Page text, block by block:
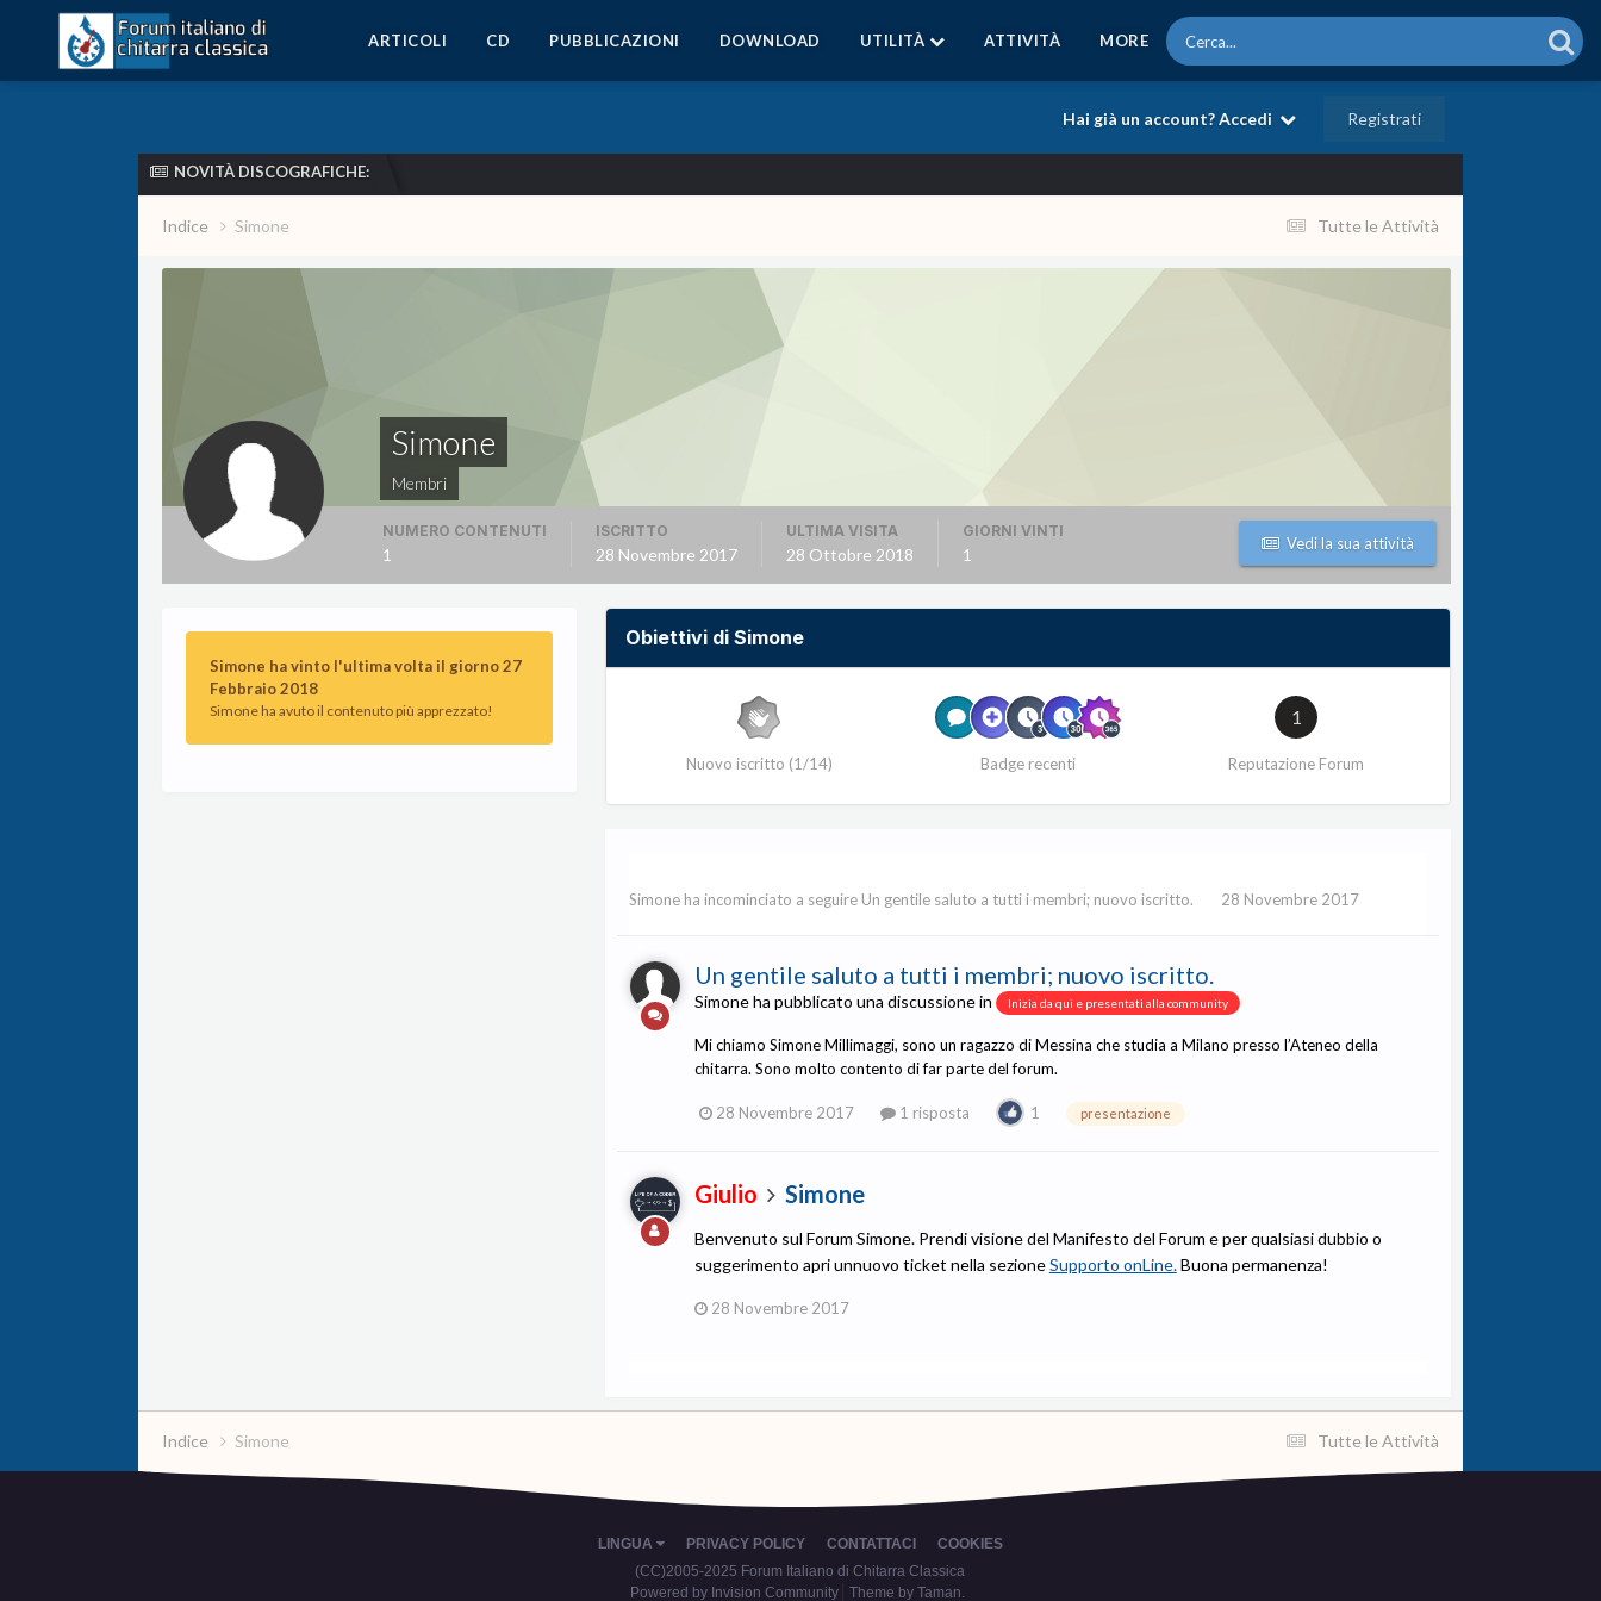
ARTICOLI CD PUBBLICAZIONI DOWNLOAD UTILITÀ ATTIVITÀ MORE
Hai già un account? Accedi Registrati
NOVITÀ DISCOGRAFICHE:
Tutte le Attività
Indice Simone
Simone
Membri
Vedi la sua attività
NUMERO CONTENUTI
1
ISCRITTO
28 Novembre 2017
ULTIMA VISITA
28 Ottobre 2018
GIORNI VINTI
1
Simone ha vinto l'ultima volta il giorno 27
Febbraio 2018
Simone ha avuto il contenuto più apprezzato!
Obiettivi di Simone
Nuovo iscritto (1/14) Badge recenti
1
Reputazione Forum
Simoneha incominciato a seguire Un gentile saluto a tutti i membri; nuovo iscritto. 28 Novembre 2017
Un gentile saluto a tutti i membri; nuovo iscritto.
Simoneha pubblicato una discussione in Inizia da qui e presentati alla community
Mi chiamo Simone Millimaggi, sono un ragazzo di Messina che studia a Milano presso l’Ateneo della
chitarra. Sono molto contento di far parte del forum.
28 Novembre 2017 1 risposta 1 presentazione
Giulio Simone
Benvenuto sul Forum Simone. Prendi visione del Manifesto del Forum e per qualsiasi dubbio o
suggerimento apri unnuovo ticket nella sezioneSupporto onLine.Buona permanenza!
28 Novembre 2017
Tutte le Attività
Indice Simone
LINGUA PRIVACY POLICY CONTATTACI
COOKIES
(CC)2005-2025 Forum Italiano di Chitarra Classica
Powered by Invision Community
Theme by Taman.